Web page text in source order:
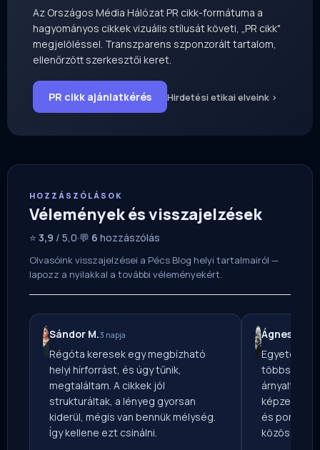
Az Országos Média Hálózat PR cikk-formátuma a
hagyományos cikkek vizuális stílusát követi, „PR cikk"
megjelöléssel. Transzparens szponzorált tartalom,
ellenőrzött szerkesztői keret.
PR cikk ajánlatkérés Hirdetési etikai elveink ›
HOZZÁSZÓLÁSOK
Vélemények és visszajelzések
⭐ 3,9 / 5,0·💬 6 hozzászólás
Olvasóink visszajelzései a Pécs Blog helyi tartalmairól —
lapozz a nyilakkal a további véleményekért.
Sándor M.3 napja
Régóta keresek egy megbízható
helyi hírforrást, és úgy tűnik,
megtaláltam. A cikkek jól
strukturáltak, a lényeg gyorsan
kiderül, mégis van bennük mélység.
Így kellene ezt csinálni.
Ágnes M.
Egyetértek
árnyaltabb
képzelni.
és pont
közösségi